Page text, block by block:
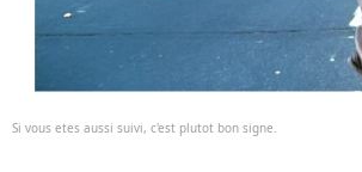
Si vous etes aussi suivi, c'est plutot bon signe.